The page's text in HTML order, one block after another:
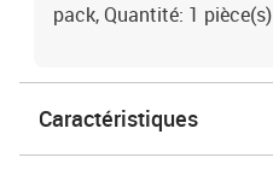
pack, Quantité: 1 pièce(s)
Caractéristiques